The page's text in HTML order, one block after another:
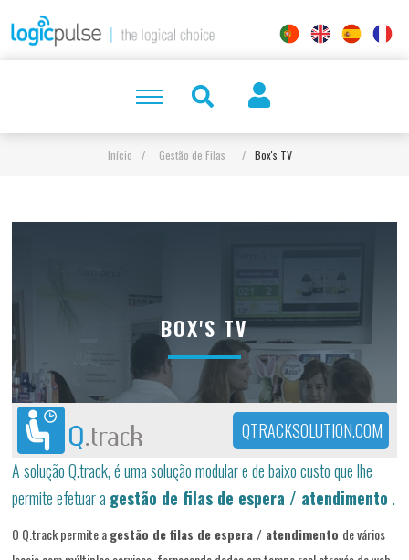
Início / Gestão de Filas / Box's TV
BOX'S TV
QTRACKSOLUTION.COM
A solução Q.track, é uma solução modular e de baixo custo que lhe
permite efetuar a gestão de filas de espera / atendimento.
O Q.track permite agestão de filas de espera / atendimento de vários